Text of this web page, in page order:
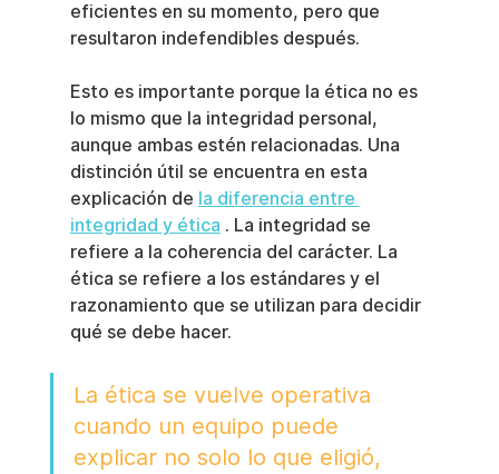
eficientes en su momento, pero que
resultaron indefendibles después.
Esto es importante porque la ética no es
lo mismo que la integridad personal,
aunque ambas estén relacionadas. Una
distinción útil se encuentra en esta
explicación de la diferencia entre
integridad y ética . La integridad se
refiere a la coherencia del carácter. La
ética se refiere a los estándares y el
razonamiento que se utilizan para decidir
qué se debe hacer.
La ética se vuelve operativa
cuando un equipo puede
explicar no solo lo que eligió,